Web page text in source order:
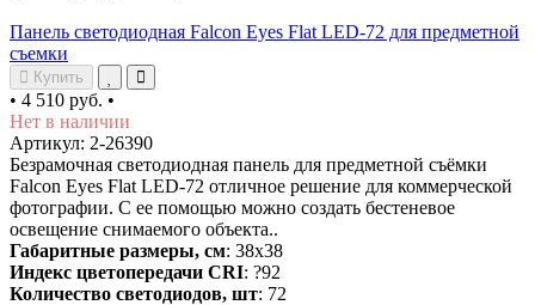
Панель светодиодная Falcon Eyes Flat LED-72 для предметной
съемки
Купить
• 4 510 руб. •
Нет в наличии
Артикул: 2-26390
Безрамочная светодиодная панель для предметной съёмки
Falcon Eyes Flat LED-72 отличное решение для коммерческой
фотографии. С ее помощью можно создать бестеневое
освещение снимаемого объекта..
Габаритные размеры, см: 38х38
Индекс цветопередачи CRI: ?92
Количество светодиодов, шт: 72